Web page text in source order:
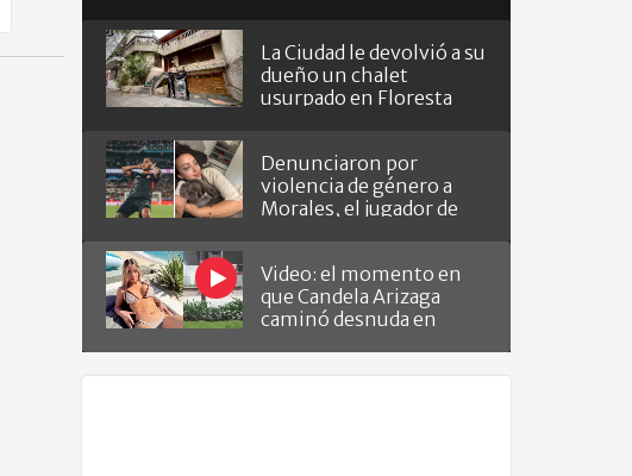
La Ciudad le devolvió a su
dueño un chalet
usurpado en Floresta
Denunciaron por
violencia de género a
Morales, el jugador de
Video: el momento en
que Candela Arizaga
caminó desnuda en